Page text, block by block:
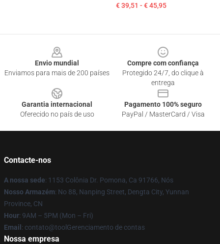
€ 39,51 - € 45,95
Envio mundial
Enviamos para mais de 200 países
Compre com confiança
Protegido 24/7, do clique à
entrega
Garantia internacional
Oferecido no país de uso
Pagamento 100% seguro
PayPal / MasterCard / Visa
Contacte-nos
A nossa sede: 1153 Colônia Dr. Pomona, Ca 91766, Nós
Nosso Armazém: No 88, Nanping Street, Dengta City, Yunnan
Province, CN
Hour: 9AM – 5PM (Mon – Fri)
Email : contato@toolGerenciamento de contas
Nossa empresa